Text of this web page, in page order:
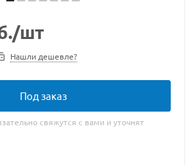
/шт
Нашли дешевле?
Под заказ
свяжутся с вами и уточнят